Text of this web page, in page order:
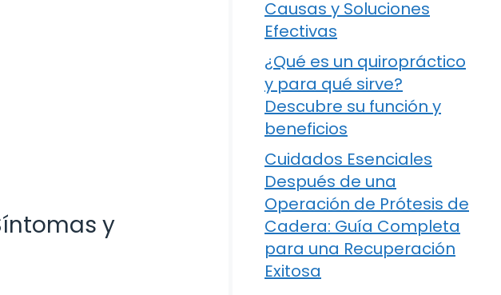
y
Causas y Soluciones
Efectivas
¿Qué es un quiropráctico
y para qué sirve?
Descubre su función y
beneficios
Cuidados Esenciales
Después de una
Operación de Prótesis de
Cadera: Guía Completa
para una Recuperación
Exitosa